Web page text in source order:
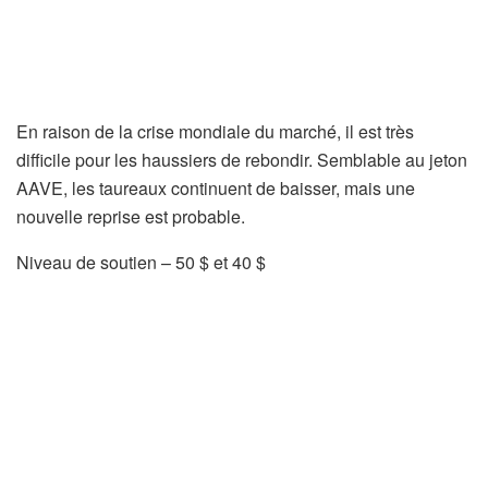
En raison de la crise mondiale du marché, il est très
difficile pour les haussiers de rebondir. Semblable au jeton
AAVE, les taureaux continuent de baisser, mais une
nouvelle reprise est probable.
Niveau de soutien – 50 $ et 40 $